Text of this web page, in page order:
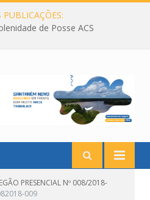
de Posse ACS
PRESENCIAL Nº 008/2018-
009